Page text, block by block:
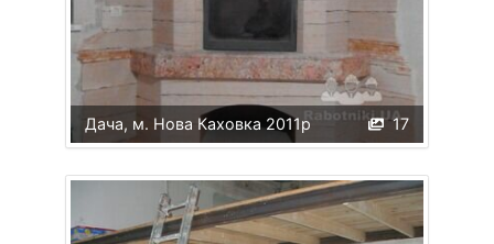
17
Дача, м. Нова Каховка 2011р